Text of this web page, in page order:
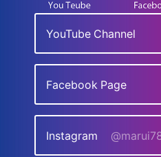
YouTube Channel
Facebook Page
Instagram